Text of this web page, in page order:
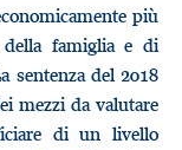
più
famiglia e di
sentenza del 2018
mezzi da valutare
di un livello